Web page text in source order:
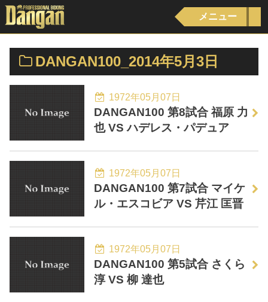
メニュー
DANGAN100_2014年5月3日
1972年05月07日
DANGAN100 第8試合 福原 力
也 VS ハデレス・パデュア
1972年05月07日
DANGAN100 第7試合 マイケ
ル・エスコビア VS 芹江 匡晋
1972年05月07日
DANGAN100 第5試合 さくら
淳 VS 柳 達也